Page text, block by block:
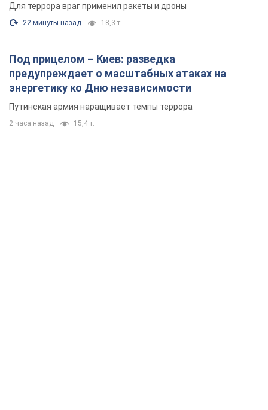
Для террора враг применил ракеты и дроны
22 минуты назад 18,3 т.
Под прицелом – Киев: разведка
предупреждает о масштабных атаках на
энергетику ко Дню независимости
Путинская армия наращивает темпы террора
2 часа назад 15,4 т.